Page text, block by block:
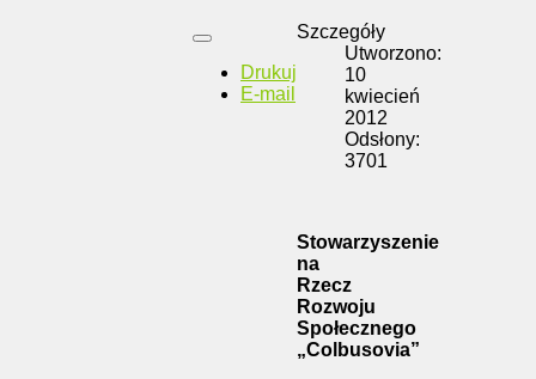
Drukuj
E-mail
Szczegóły
Utworzono:
10
kwiecień
2012
Odsłony:
3701
Stowarzyszenie
na
Rzecz
Rozwoju
Społecznego
„Colbusovia”